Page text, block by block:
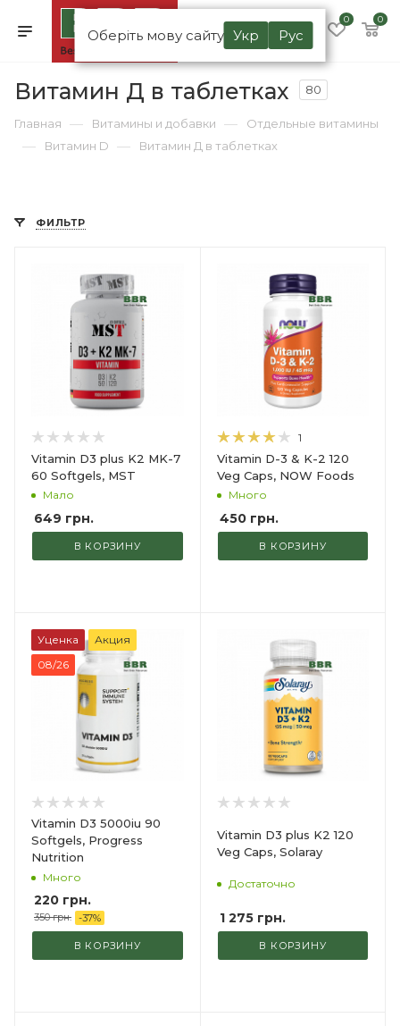
Оберіть мову сайту Укр Рус
0 0
Витамин Д в таблетках 80
Главная — Витамины и добавки — Отдельные витамины
— Витамин D — Витамин Д в таблетках
ФИЛЬТР
Vitamin D3 plus K2 MK-7
60 Softgels, MST
Мало
649 грн.
В КОРЗИНУ
1
Vitamin D-3 & K-2 120
Veg Caps, NOW Foods
Много
450грн.
В КОРЗИНУ
Уценка
Акция
08/26
Vitamin D3 5000iu 90
Softgels, Progress
Nutrition
Много
220 грн.
350грн. -37%
В КОРЗИНУ
Vitamin D3 plus K2 120
Veg Caps, Solaray
Достаточно
1 275грн.
В КОРЗИНУ